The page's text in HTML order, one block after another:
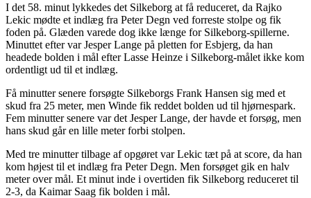
I det 58. minut lykkedes det Silkeborg at få reduceret, da Rajko
Lekic mødte et indlæg fra Peter Degn ved forreste stolpe og fik
foden på. Glæden varede dog ikke længe for Silkeborg-spillerne.
Minuttet efter var Jesper Lange på pletten for Esbjerg, da han
headede bolden i mål efter Lasse Heinze i Silkeborg-målet ikke kom
ordentligt ud til et indlæg.
Få minutter senere forsøgte Silkeborgs Frank Hansen sig med et
skud fra 25 meter, men Winde fik reddet bolden ud til hjørnespark.
Fem minutter senere var det Jesper Lange, der havde et forsøg, men
hans skud går en lille meter forbi stolpen.
Med tre minutter tilbage af opgøret var Lekic tæt på at score, da han
kom højest til et indlæg fra Peter Degn. Men forsøget gik en halv
meter over mål. Et minut inde i overtiden fik Silkeborg reduceret til
2-3, da Kaimar Saag fik bolden i mål.